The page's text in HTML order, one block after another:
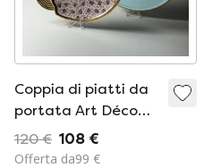
Coppia di piatti da
portata Art Déco
Boch Frères La
Louvière – Raymond
120 € 108 €
Offerta da99 €